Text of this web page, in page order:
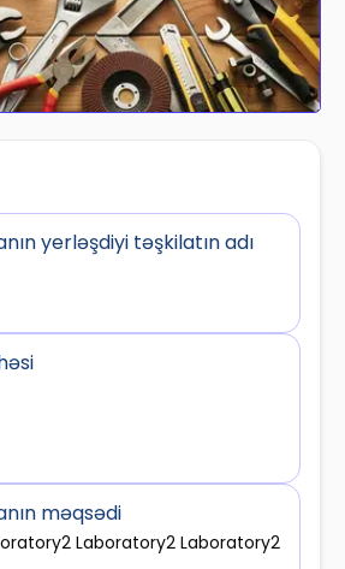
yerləşdiyi təşkilatın adı
məqsədi
Laboratory2 Laboratory2